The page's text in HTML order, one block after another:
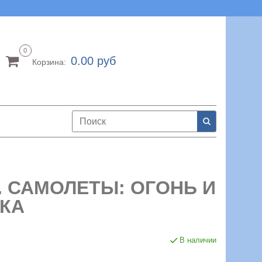
0
Корзина: 0.00 руб
САМОЛЕТЫ: ОГОНЬ И
В наличии